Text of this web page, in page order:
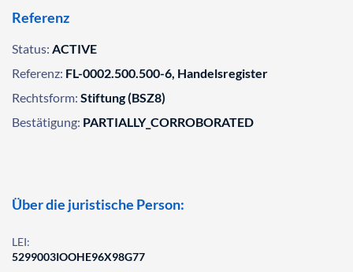
Referenz
Status: ACTIVE
Referenz: FL-0002.500.500-6, Handelsregister
Rechtsform: Stiftung (BSZ8)
Bestätigung: PARTIALLY_CORROBORATED
Über die juristische Person:
LEI:
5299003IOOHE96X98G77